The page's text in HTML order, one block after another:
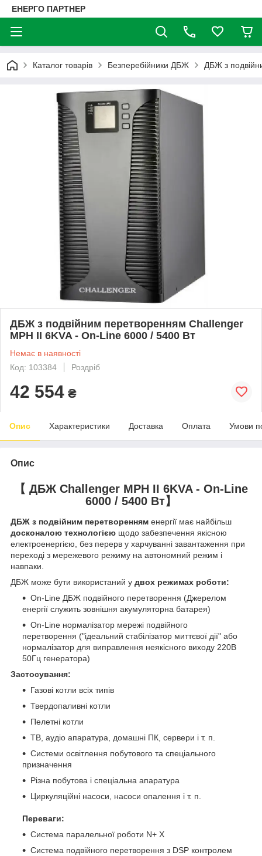
ЕНЕРГО ПАРТНЕР
Каталог товарів Безперебійники ДБЖ ДБЖ з
ДБЖ з подвійним перетворенням Challenger
MPH II 6KVA - On-Line 6000 / 5400 Вт
Немає в наявності
Код: 103384
Роздріб
42 554 ₴
Опис Характеристики Доставка Оплата Умови
Опис
【 ДБЖ Challenger MPH II 6KVA - On-Line
6000 / 5400 Вт】
ДБЖ з подвійним перетворенням енергії має найбільш
досконалою технологією щодо забезпечення якісною
електроенергією, без перерв у харчуванні завантаження при
переході з мережевого режиму на автономний режим і
навпаки.
ДБЖ може бути використаний у двох режимах роботи:
On-Line ДБЖ подвійного перетворення (Джерелом
енергії служить зовнішня акумуляторна батарея)
On-Line нормалізатор мережі подвійного
перетворення ("ідеальний стабілізатор миттєвої дії" або
нормалізатор для виправлення неякісного виходу 220В
50Гц генератора)
Застосування:
Газові котли всіх типів
Твердопаливні котли
Пелетні котли
ТВ, аудіо апаратура, домашні ПК, сервери і т. п.
Системи освітлення побутового та спеціального
призначення
Різна побутова і спеціальна апаратура
Циркуляційні насоси, насоси опалення і т. п.
Переваги:
Система паралельної роботи N+ Х
Система подвійного перетворення з DSP контролем